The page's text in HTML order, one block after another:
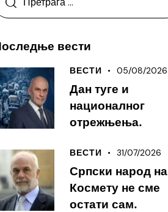
вести
ВЕСТИ 05/08/2026
Дан туге и
националног
отрежњења.
ВЕСТИ 31/07/2026
Српски народ на
Космету не сме
остати сам.